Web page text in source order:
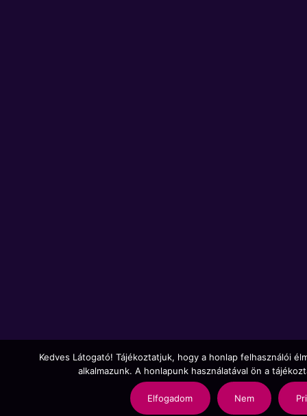
Kedves Látogató! Tájékoztatjuk, hogy a honlap felhasználói
alkalmazunk. A honlapunk használatával ön a
Elfogadom Nem